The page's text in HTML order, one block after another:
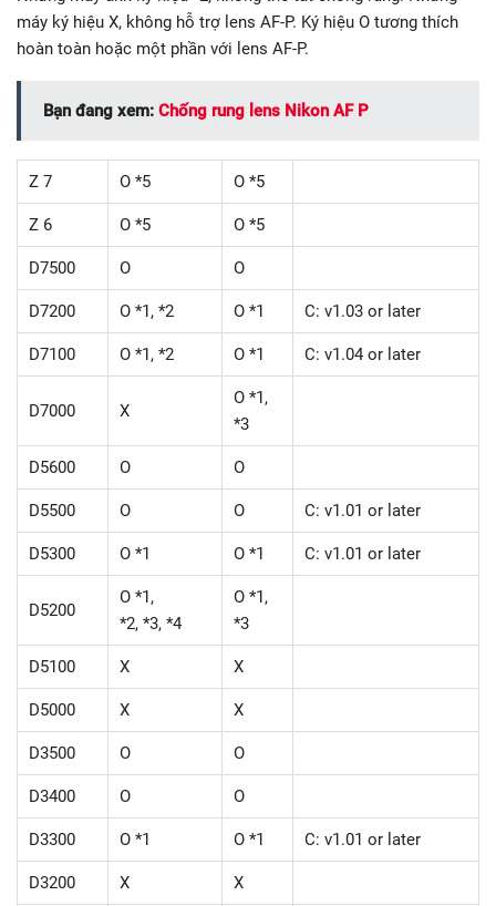
máy ký hiệu X, không hỗ trợ lens AF-P. Ký hiệu O tương thích
hoàn toàn hoặc một phần với lens AF-P.
Bạn đang xem: Chống rung lens Nikon AF P
Z 7 O *5 O *5
Z 6 O *5 O *5
D7500 O O
D7200 O *1, *2 O *1 C: v1.03 or later
D7100 O *1, *2 O *1 C: v1.04 or later
D7000 X
O *1,
*3
D5600 O O
D5500 O O C: v1.01 or later
D5300 O *1 O *1 C: v1.01 or later
D5200
O *1,
*2, *3, *4
O *1,
*3
D5100 X X
D5000 X X
D3500 O O
D3400 O O
D3300 O *1 O *1 C: v1.01 or later
D3200 X X